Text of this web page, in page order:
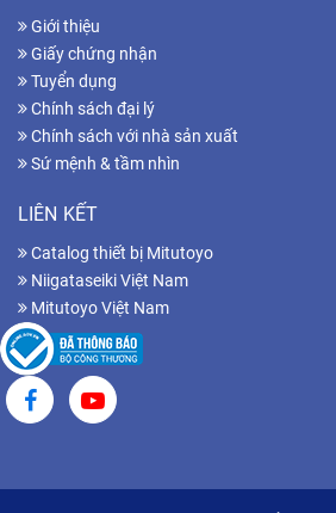
Giới thiệu
Giấy chứng nhận
Tuyển dụng
Chính sách đại lý
Chính sách với nhà sản xuất
Sứ mệnh & tầm nhìn
LIÊN KẾT
Catalog thiết bị Mitutoyo
Niigataseiki Việt Nam
Mitutoyo Việt Nam